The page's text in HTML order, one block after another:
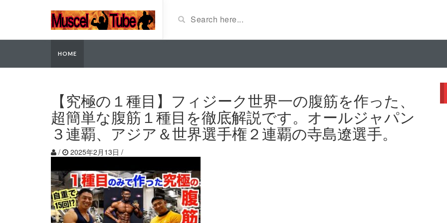
HOME
【究極の１種目】フィジーク世界一の腹筋を作った、
超簡単な腹筋１種目を徹底解説です。オールジャパン
３連覇、アジア＆世界選手権２連覇の寺島遼選手。
/ 2025年2月13日 /